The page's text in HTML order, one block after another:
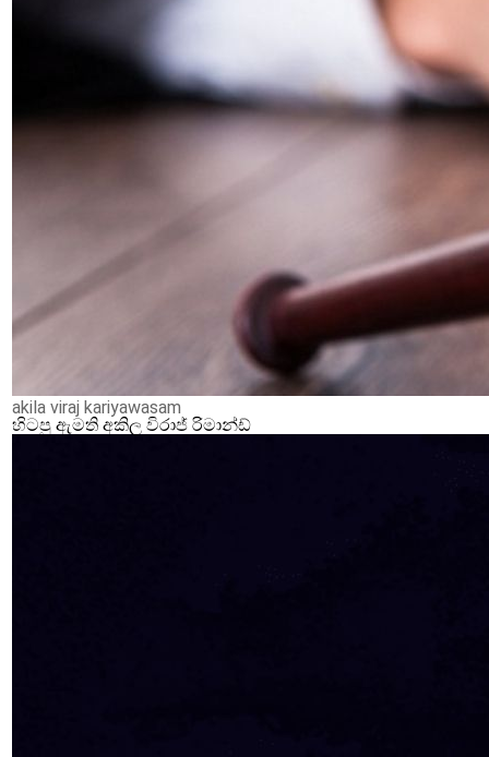
akila viraj kariyawasam
හිටපු ඇමති අකිල විරාජ් රිමාන්ඩ්